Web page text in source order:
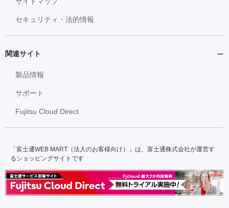
セキュリティ・法的情報
関連サイト
製品情報
サポート
Fujitsu Cloud Direct
「富士通WEB MART（法人のお客様向け）」は、富士通株式会社が運営す
るショッピングサイトです